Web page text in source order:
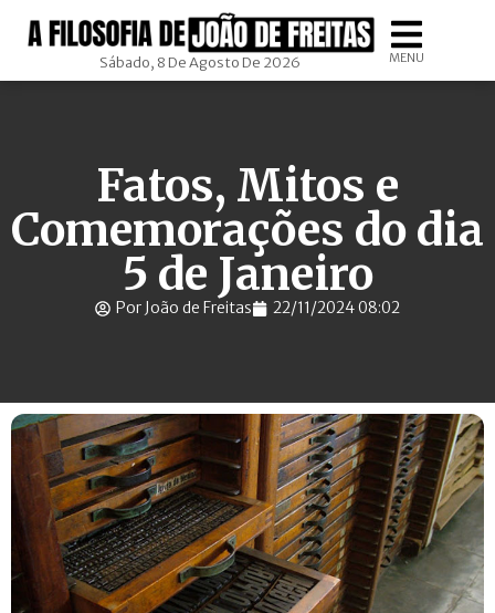
Sábado, 8 De Agosto De 2026 MENU
Fatos, Mitos e
Comemorações do dia
5 de Janeiro
Por João de Freitas 22/11/2024 08:02